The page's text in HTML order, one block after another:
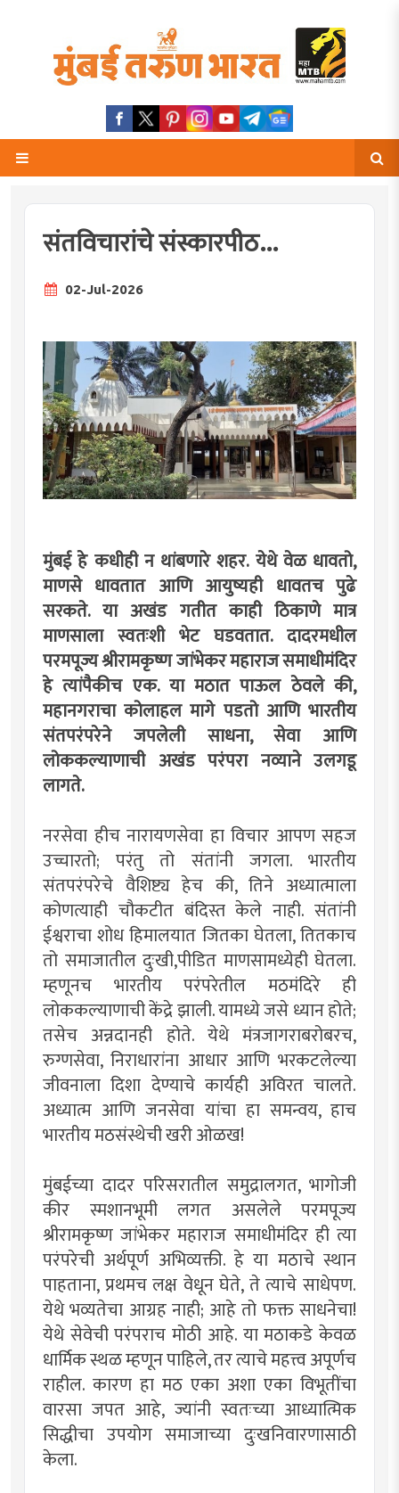
संतविचारांचे संस्कारपीठ...
02-Jul-2026
मुंबई हे कधीही न थांबणारे शहर. येथे वेळ धावतो,
माणसे धावतात आणि आयुष्यही धावतच पुढे
सरकते. या अखंड गतीत काही ठिकाणे मात्र
माणसाला स्वतःशी भेट घडवतात. दादरमधील
परमपूज्य श्रीरामकृष्ण जांभेकर महाराज समाधीमंदिर
हे त्यांपैकीच एक. या मठात पाऊल ठेवले की,
महानगराचा कोलाहल मागे पडतो आणि भारतीय
संतपरंपरेने जपलेली साधना, सेवा आणि
लोककल्याणाची अखंड परंपरा नव्याने उलगडू
लागते.
नरसेवा हीच नारायणसेवा हा विचार आपण सहज
उच्चारतो; परंतु तो संतांनी जगला. भारतीय
संतपरंपरेचे वैशिष्ट्य हेच की, तिने अध्यात्माला
कोणत्याही चौकटीत बंदिस्त केले नाही. संतांनी
ईश्वराचा शोध हिमालयात जितका घेतला, तितकाच
तो समाजातील दुःखी,पीडित माणसामध्येही घेतला.
म्हणूनच भारतीय परंपरेतील मठमंदिरे ही
लोककल्याणाची केंद्रे झाली. यामध्ये जसे ध्यान होते;
तसेच अन्नदानही होते. येथे मंत्रजागराबरोबरच,
रुग्णसेवा, निराधारांना आधार आणि भरकटलेल्या
जीवनाला दिशा देण्याचे कार्यही अविरत चालते.
अध्यात्म आणि जनसेवा यांचा हा समन्वय, हाच
भारतीय मठसंस्थेची खरी ओळख!
मुंबईच्या दादर परिसरातील समुद्रालगत, भागोजी
कीर स्मशानभूमी लगत असलेले परमपूज्य
श्रीरामकृष्ण जांभेकर महाराज समाधीमंदिर ही त्या
परंपरेची अर्थपूर्ण अभिव्यक्ती. हे या मठाचे स्थान
पाहताना, प्रथमच लक्ष वेधून घेते, ते त्याचे साधेपण.
येथे भव्यतेचा आग्रह नाही; आहे तो फक्त साधनेचा!
येथे सेवेची परंपराच मोठी आहे. या मठाकडे केवळ
धार्मिक स्थळ म्हणून पाहिले, तर त्याचे महत्त्व अपूर्णच
राहील. कारण हा मठ एका अशा एका विभूतींचा
वारसा जपत आहे, ज्यांनी स्वतःच्या आध्यात्मिक
सिद्धीचा उपयोग समाजाच्या दुःखनिवारणासाठी
केला.